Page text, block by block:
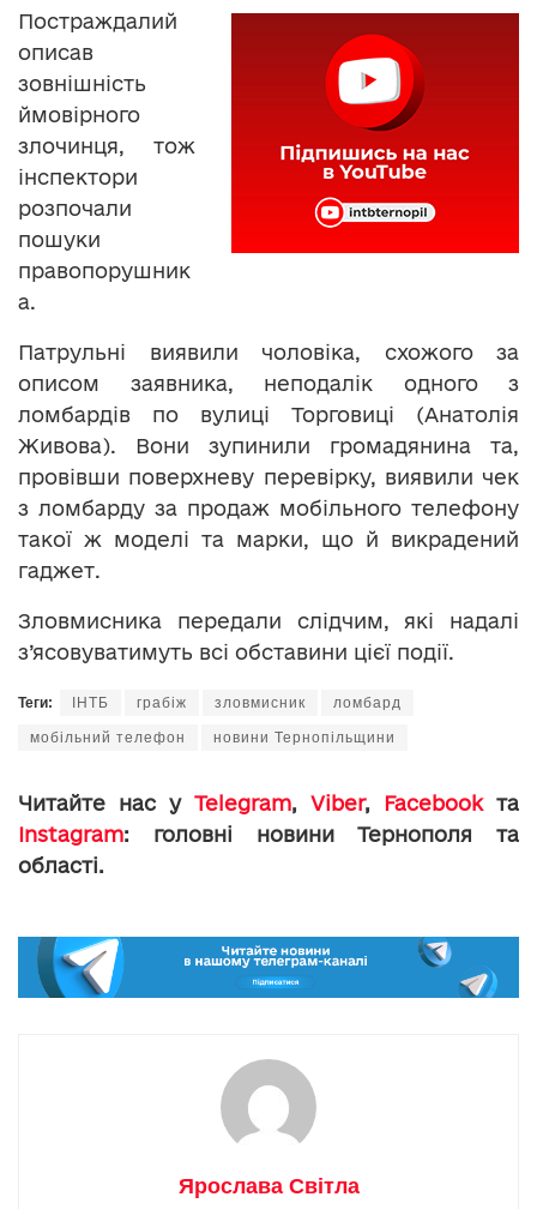
Постраждалий
описав
зовнішність
ймовірного
злочинця, тож
інспектори
розпочали
пошуки
правопорушник
а.
Патрульні виявили чоловіка, схожого за
описом заявника, неподалік одного з
ломбардів по вулиці Торговиці (Анатолія
Живова). Вони зупинили громадянина та,
провівши поверхневу перевірку, виявили чек
з ломбарду за продаж мобільного телефону
такої ж моделі та марки, що й викрадений
гаджет.
Зловмисника передали слідчим, які надалі
з’ясовуватимуть всі обставини цієї події.
Теги: ІНТБ грабіж зловмисник ломбард
мобільний телефон новини Тернопільщини
Читайте нас у Telegram, Viber, Facebookта
Instagram: головні новини Тернополя та
області.
Ярослава Світла